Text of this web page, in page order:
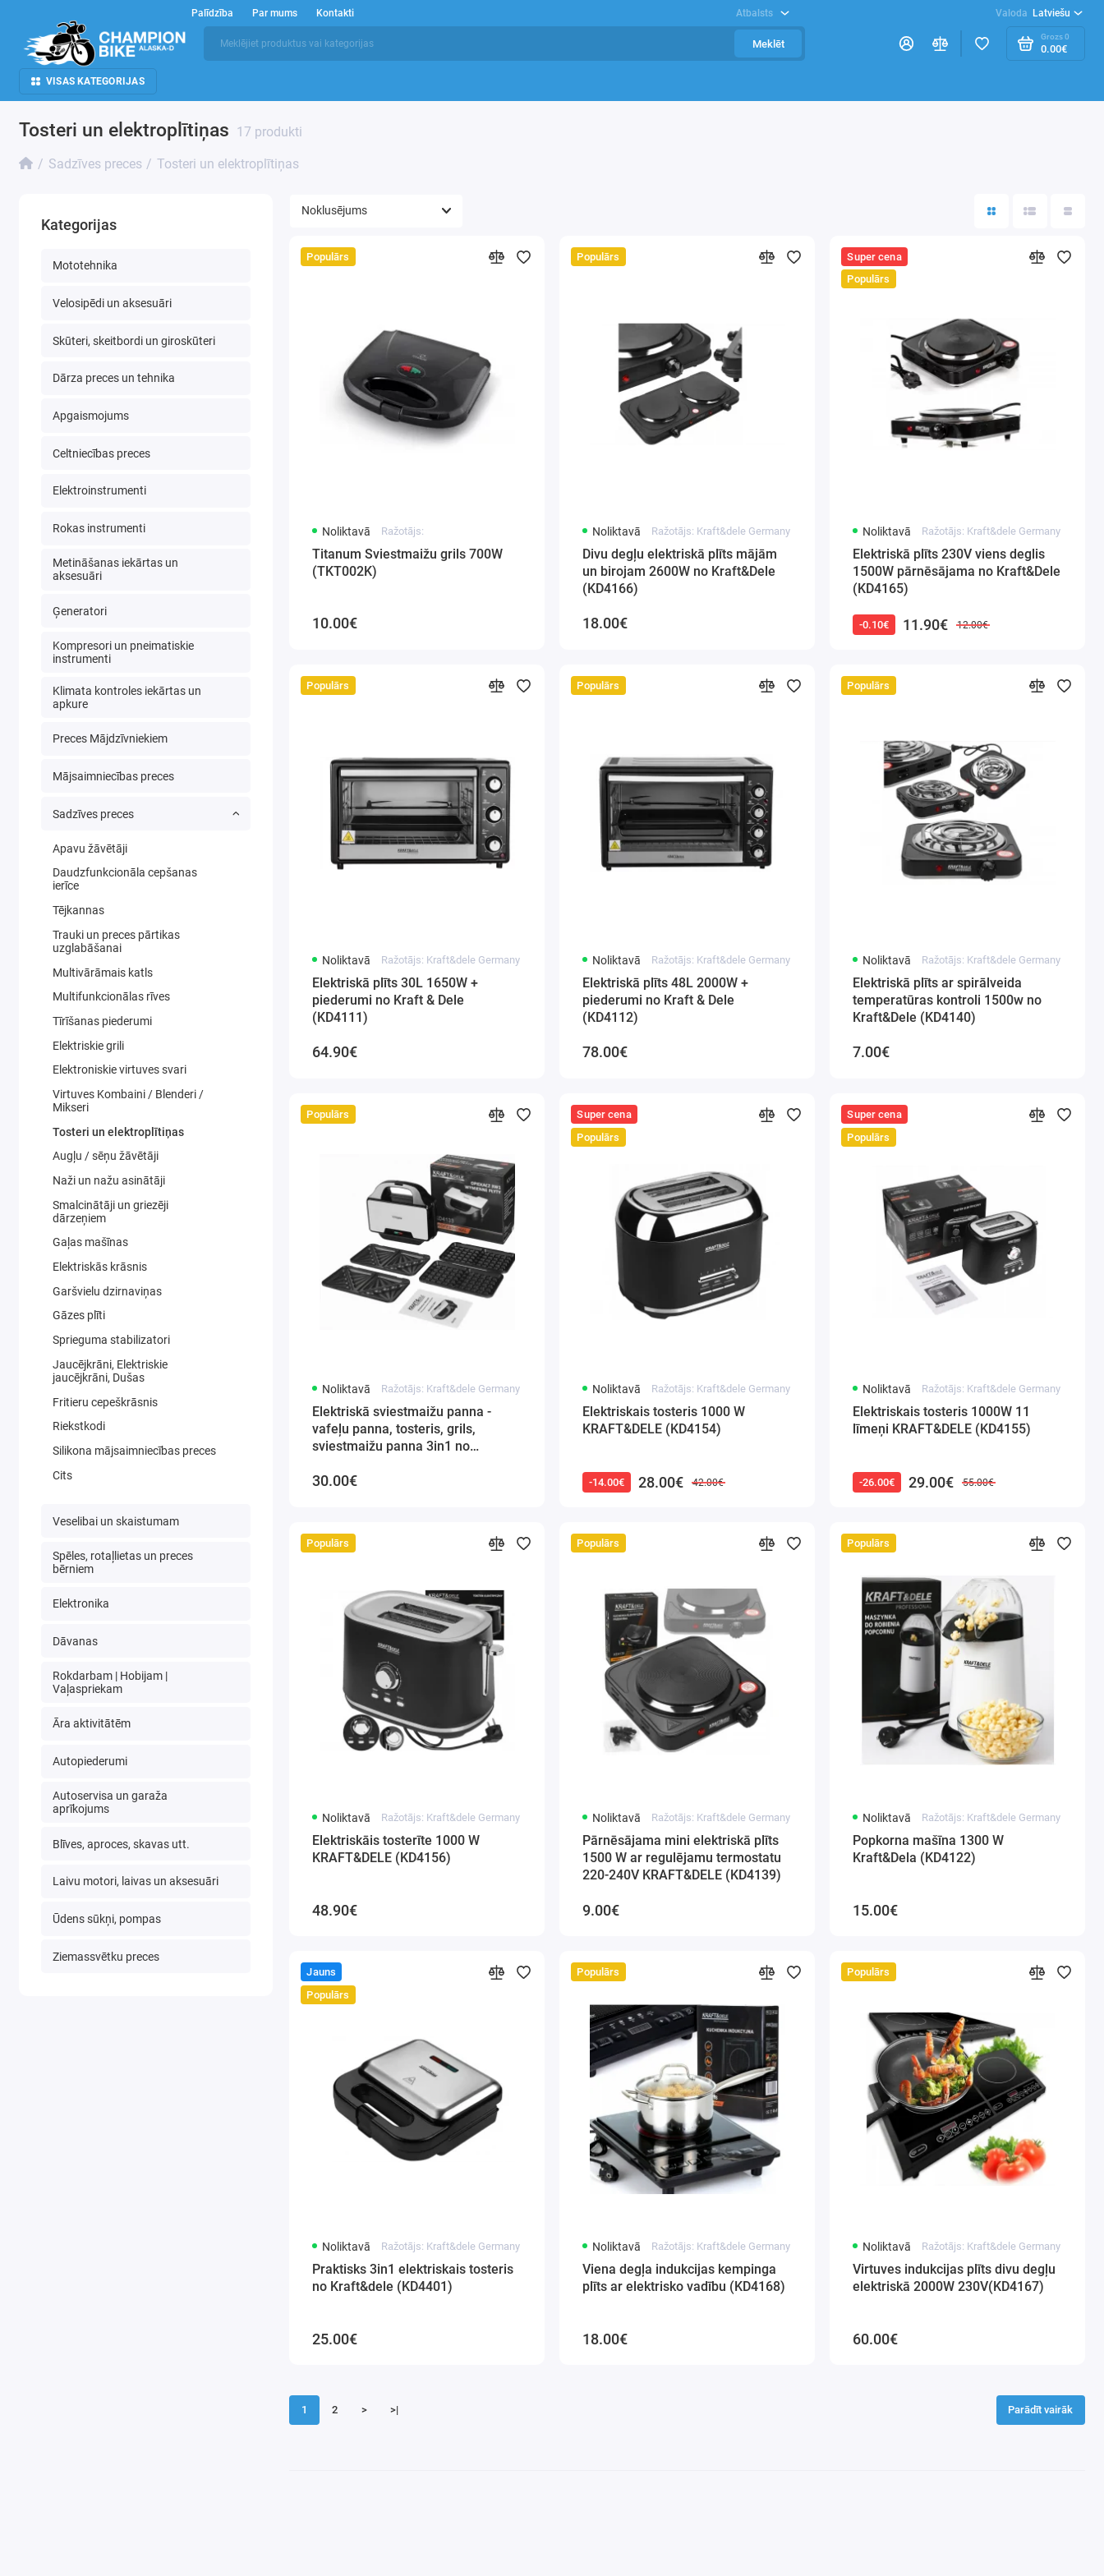
Palīdzība Par mums Kontakti Atbalsts Valoda Latviešu
Meklēt
Grozs0
0.00€
VISAS KATEGORIJAS
Tosteri un elektroplītiņas 17 produkti
Sadzīves preces Tosteri un elektroplītiņas
Kategorijas
Mototehnika
Velosipēdi un aksesuāri
Skūteri, skeitbordi un giroskūteri
Dārza preces un tehnika
Apgaismojums
Celtniecības preces
Elektroinstrumenti
Rokas instrumenti
Metināšanas iekārtas un
aksesuāri
Ģeneratori
Kompresori un pneimatiskie
instrumenti
Klimata kontroles iekārtas un
apkure
Preces Mājdzīvniekiem
Mājsaimniecības preces
Sadzīves preces
Apavu žāvētāji
Daudzfunkcionāla cepšanas
ierīce
Tējkannas
Trauki un preces pārtikas
uzglabāšanai
Multivārāmais katls
Multifunkcionālas rīves
Tīrīšanas piederumi
Elektriskie grili
Elektroniskie virtuves svari
Virtuves Kombaini / Blenderi /
Mikseri
Tosteri un elektroplītiņas
Augļu / sēņu žāvētāji
Naži un nažu asinātāji
Smalcinātāji un griezēji
dārzeņiem
Gaļas mašīnas
Elektriskās krāsnis
Garšvielu dzirnaviņas
Gāzes plīti
Sprieguma stabilizatori
Jaucējkrāni, Elektriskie
jaucējkrāni, Dušas
Fritieru cepeškrāsnis
Riekstkodi
Silikona mājsaimniecības preces
Cits
Veselibai un skaistumam
Spēles, rotaļlietas un preces
bērniem
Elektronika
Dāvanas
Rokdarbam | Hobijam |
Vaļaspriekam
Āra aktivitātēm
Autopiederumi
Autoservisa un garaža
aprīkojums
Blīves, aproces, skavas utt.
Laivu motori, laivas un aksesuāri
Ūdens sūkņi, pompas
Ziemassvētku preces
Populārs
Noliktavā Ražotājs:
Titanum Sviestmaižu grils 700W
(TKT002K)
10.00€
Populārs
Noliktavā Ražotājs: Kraft&dele Germany
Divu degļu elektriskā plīts mājām
un birojam 2600W no Kraft&Dele
(KD4166)
18.00€
Super cena
Populārs
Noliktavā Ražotājs: Kraft&dele Germany
Elektriskā plīts 230V viens deglis
1500W pārnēsājama no Kraft&Dele
(KD4165)
-0.10€ 11.90€ 12.00€
Populārs
Noliktavā Ražotājs: Kraft&dele Germany
Elektriskā plīts 30L 1650W +
piederumi no Kraft & Dele
(KD4111)
64.90€
Populārs
Noliktavā Ražotājs: Kraft&dele Germany
Elektriskā plīts 48L 2000W +
piederumi no Kraft & Dele
(KD4112)
78.00€
Populārs
Noliktavā Ražotājs: Kraft&dele Germany
Elektriskā plīts ar spirālveida
temperatūras kontroli 1500w no
Kraft&Dele (KD4140)
7.00€
Populārs
Noliktavā Ražotājs: Kraft&dele Germany
Elektriskā sviestmaižu panna -
vafeļu panna, tosteris, grils,
sviestmaižu panna 3in1 no
30.00€
Super cena
Populārs
Noliktavā Ražotājs: Kraft&dele Germany
Elektriskais tosteris 1000 W
KRAFT&DELE (KD4154)
-14.00€ 28.00€ 42.00€
Super cena
Populārs
Noliktavā Ražotājs: Kraft&dele Germany
Elektriskais tosteris 1000W 11
līmeņi KRAFT&DELE (KD4155)
-26.00€ 29.00€ 55.00€
Populārs
Noliktavā Ražotājs: Kraft&dele Germany
Elektriskāis tosterīte 1000 W
KRAFT&DELE (KD4156)
48.90€
Populārs
Noliktavā Ražotājs: Kraft&dele Germany
Pārnēsājama mini elektriskā plīts
1500 W ar regulējamu termostatu
220-240V KRAFT&DELE (KD4139)
9.00€
Populārs
Noliktavā Ražotājs: Kraft&dele Germany
Popkorna mašīna 1300 W
Kraft&Dela (KD4122)
15.00€
Jauns
Populārs
Noliktavā Ražotājs: Kraft&dele Germany
Praktisks 3in1 elektriskais tosteris
no Kraft&dele (KD4401)
25.00€
Populārs
Noliktavā Ražotājs: Kraft&dele Germany
Viena degļa indukcijas kempinga
plīts ar elektrisko vadību (KD4168)
18.00€
Populārs
Noliktavā Ražotājs: Kraft&dele Germany
Virtuves indukcijas plīts divu degļu
elektriskā 2000W 230V(KD4167)
60.00€
1 2 > >| Parādīt vairāk